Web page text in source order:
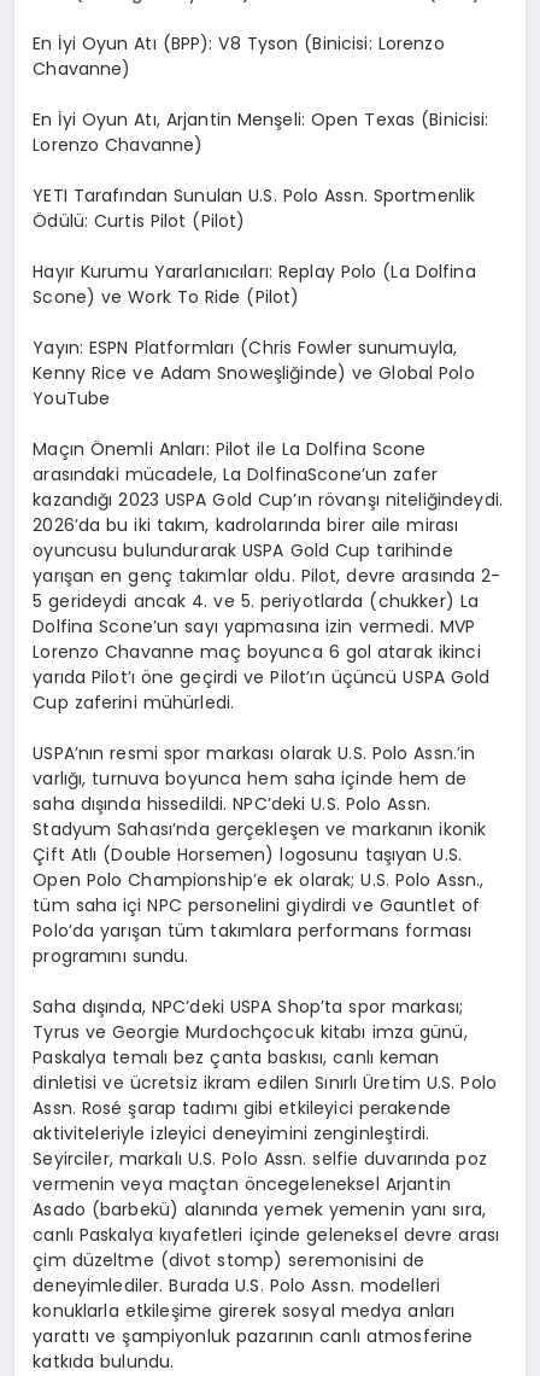
En İyi Oyun Atı (BPP): V8 Tyson (Binicisi: Lorenzo
Chavanne)
En İyi Oyun Atı, Arjantin Menşeli: Open Texas (Binicisi:
Lorenzo Chavanne)
YETI Tarafından Sunulan U.S. PoloAssn. Sportmenlik
Ödülü: Curtis Pilot (Pilot)
Hayır Kurumu Yararlanıcıları: Replay Polo (La Dolfina
Scone) ve Work To Ride (Pilot)
Yayın: ESPN Platformları (ChrisFowlersunumuyla,
KennyRice ve AdamSnoweşliğinde) ve Global Polo
YouTube
Maçın Önemli Anları: Pilot ile La Dolfina Scone
arasındaki mücadele, LaDolfinaScone’un zafer
kazandığı2023 USPA Gold Cup’ın rövanşı niteliğindeydi.
2026’da bu iki takım, kadrolarında birer aile mirası
oyuncusu bulundurarak USPA Gold Cup tarihinde
yarışan en genç takımlar oldu. Pilot, devre arasında 2-
5 gerideydi ancak 4. ve 5. periyotlarda (chukker) La
Dolfina Scone’un sayı yapmasına izin vermedi. MVP
LorenzoChavanne maç boyunca 6 gol atarak ikinci
yarıda Pilot’ı öne geçirdi vePilot’ın üçüncü USPA Gold
Cup zaferini mühürledi.
USPA’nın resmi spor markası olarak U.S. PoloAssn.’in
varlığı, turnuva boyunca hem saha içinde hem de
saha dışında hissedildi.NPC’deki U.S. PoloAssn.
Stadyum Sahası’nda gerçekleşen ve markanın ikonik
Çift Atlı (Double Horsemen) logosunu taşıyan U.S.
Open PoloChampionship’e ek olarak; U.S. PoloAssn.,
tüm saha içi NPC personelini giydirdi ve Gauntlet of
Polo’da yarışan tüm takımlara performans forması
programını sundu.
Saha dışında, NPC’deki USPAShop’ta spor markası;
Tyrus veGeorgie Murdochçocuk kitabı imza günü,
Paskalya temalı bez çanta baskısı, canlı keman
dinletisi ve ücretsiz ikram edilen Sınırlı Üretim U.S. Polo
Assn. Rosé şarap tadımı gibi etkileyici perakende
aktiviteleriyle izleyici deneyimini zenginleştirdi.
Seyirciler, markalı U.S. Polo Assn.selfie duvarında poz
vermenin veya maçtan öncegeleneksel Arjantin
Asado (barbekü) alanında yemek yemenin yanı sıra,
canlı Paskalya kıyafetleri içinde geleneksel devre arası
çim düzeltme (divot stomp) seremonisini de
deneyimlediler. Burada U.S. PoloAssn. modelleri
konuklarla etkileşime girerek sosyal medya anları
yarattıve şampiyonluk pazarının canlı atmosferine
katkıda bulundu.